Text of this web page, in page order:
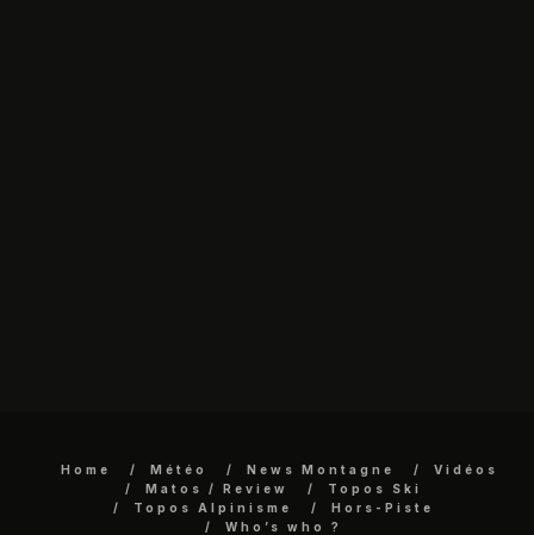
Home Météo News Montagne
Vidéos
Matos / Review
Topos Ski
Topos Alpinisme
Hors-Piste
Who’s who ?